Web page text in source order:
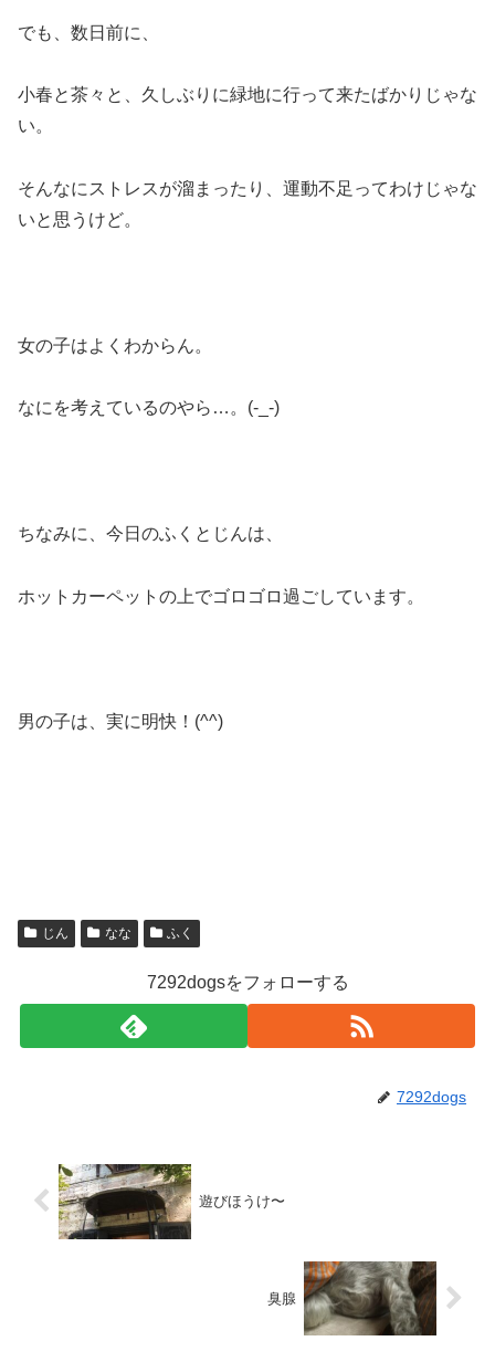
でも、数日前に、
小春と茶々と、久しぶりに緑地に行って来たばかりじゃな
い。
そんなにストレスが溜まったり、運動不足ってわけじゃな
いと思うけど。
女の子はよくわからん。
なにを考えているのやら…。(-_-)
ちなみに、今日のふくとじんは、
ホットカーペットの上でゴロゴロ過ごしています。
男の子は、実に明快！(^^)
じん なな ふく
7292dogsをフォローする
7292dogs
遊びほうけ〜
臭腺